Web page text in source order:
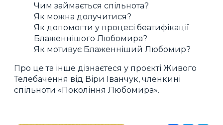
Чим займається спільнота?
Як можна долучитися?
Як допомогти у процесі беатифікації
Блаженнішого Любомира?
Як мотивує Блаженніший Любомир?
Про це та інше дізнаєтеся у проєкті Живого
Телебачення від Віри Іванчук, членкині
спільноти «Покоління Любомира».